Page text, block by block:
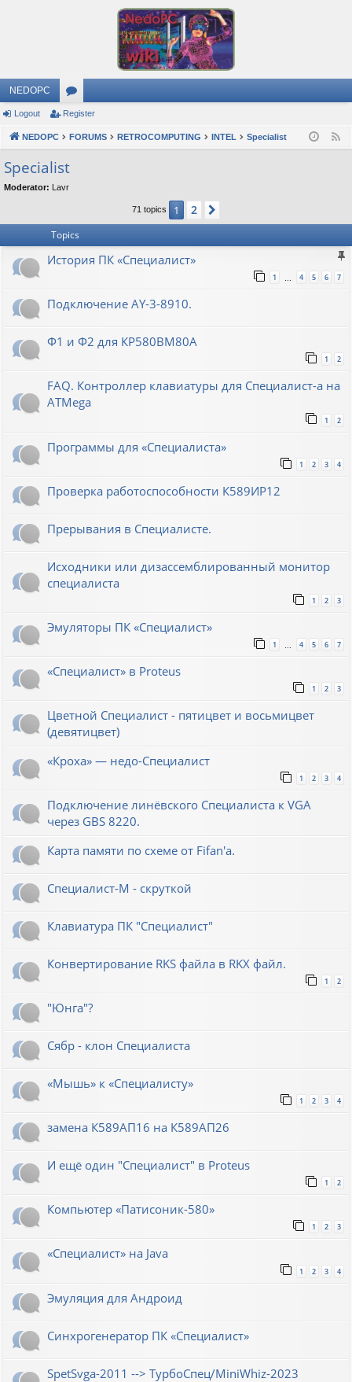
NEDOPC
or
u
m
s
Logout Register
NEDOPC FORUMS RETROCOMPUTING INTEL Specialist
Specialist
Moderator: Lavr
71 topics 1 2
Topics
История ПК «Специалист»
1 … 4 5 6 7
Подключение AY-3-8910.
Ф1 и Ф2 для КР580ВМ80А
1 2
FAQ. Контроллер клавиатуры для Специалист-а на
ATMega
1 2
Программы для «Специалиста»
1 2 3 4
Проверка работоспособности К589ИР12
Прерывания в Специалисте.
Исходники или дизассемблированный монитор
специалиста
1 2 3
Эмуляторы ПК «Специалист»
1 4 5 6 7
«Специалист» в Proteus
1 2 3
Цветной Специалист - пятицвет и восьмицвет
(девятицвет)
«Кроха» — недо-Специалист
1 2 3 4
Подключение линёвского Специалиста к VGA
через GBS 8220.
Карта памяти по схеме от Fifan'a.
Специалист-М - скруткой
Клавиатура ПК "Специалист"
Конвертирование RKS файла в RKX файл.
1 2
"Юнга"?
Сябр - клон Специалиста
«Мышь» к «Специалисту»
1 2 3 4
замена К589АП16 на К589АП26
И ещё один "Специалист" в Proteus
1 2
Компьютер «Патисоник-580»
1 2 3
«Специалист» на Java
1 2 3 4
Эмуляция для Андроид
Синхрогенератор ПК «Специалист»
SpetSvga-2011 --> ТурбоСпец/MiniWhiz-2023